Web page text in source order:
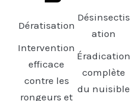
Dératisation
Intervention
efficace
contre les
rongeurs et
Désinsectis
ation
Éradication
complète
du nuisible